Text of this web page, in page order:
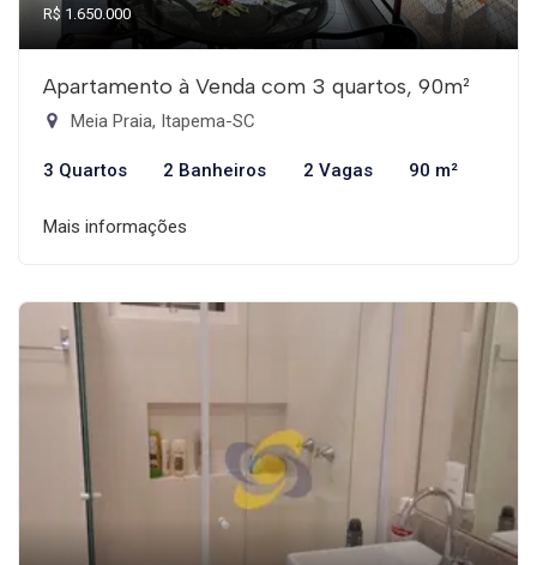
R$ 1.650.000
Apartamento à Venda com 3 quartos, 90m²
Meia Praia, Itapema-SC
3 Quartos 2 Banheiros 2 Vagas 90 m²
Mais informações